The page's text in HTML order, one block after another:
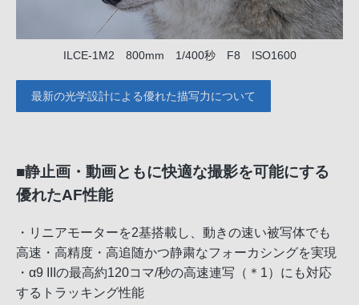
ILCE-1M2 800mm 1/400秒 F8 ISO1600
最新の光学設計による優れた描写力について
■静止画・動画ともに快適な撮影を可能にする
優れたAF性能
・リニアモーターを2基搭載し、動きの速い被写体でも
高速・高精度・高追随かつ静粛なフォーカシングを実現
・α9 IIIの最高約120コマ/秒の高速連写（＊1）にも対応
するトラッキング性能